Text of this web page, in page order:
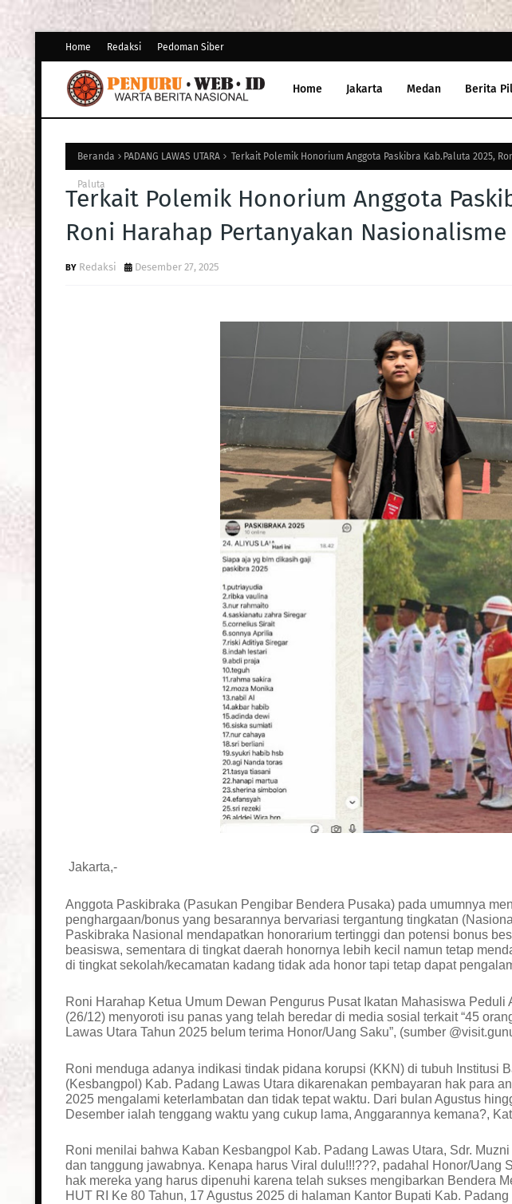
Home Redaksi Pedoman Siber
Home Jakarta Medan Berita
Beranda PADANG LAWAS UTARA Terkait Polemik Honorium Anggota Paskibra Kab.Paluta 2025,
Paluta
Terkait Polemik Honorium Anggota
Roni Harahap Pertanyakan
Redaksi Desember 27, 2025
Jakarta,-
Anggota Paskibraka (Pasukan Pengibar Bendera Pusaka) pada umumnya
penghargaan/bonus yang besarannya bervariasi tergantung tingkatan
Paskibraka Nasional mendapatkan honorarium tertinggi dan potensi bonus
beasiswa, sementara di tingkat daerah honornya lebih kecil namun tetap
di tingkat sekolah/kecamatan kadang tidak ada honor tapi tetap dapat
Roni Harahap Ketua Umum Dewan Pengurus Pusat Ikatan Mahasiswa Peduli
(26/12) menyoroti isu panas yang telah beredar di media sosial terkait “45
Lawas Utara Tahun 2025 belum terima Honor/Uang Saku”, (sumber
Roni menduga adanya indikasi tindak pidana korupsi (KKN) di tubuh Institusi
(Kesbangpol) Kab. Padang Lawas Utara dikarenakan pembayaran hak para
2025 mengalami keterlambatan dan tidak tepat waktu. Dari bulan Agustus
Desember ialah tenggang waktu yang cukup lama, Anggarannya kemana?,
Roni menilai bahwa Kaban Kesbangpol Kab. Padang Lawas Utara, Sdr.
dan tanggung jawabnya. Kenapa harus Viral dulu!!!???, padahal Honor/Uang
hak mereka yang harus dipenuhi karena telah sukses mengibarkan Bendera
HUT RI Ke 80 Tahun, 17 Agustus 2025 di halaman Kantor Bupati Kab.